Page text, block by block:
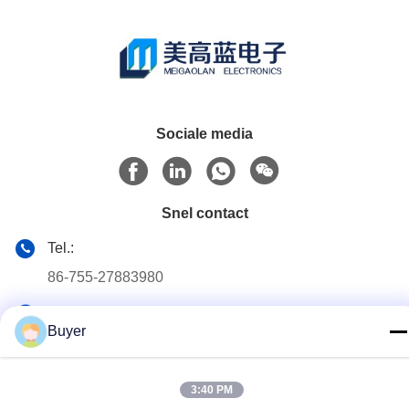
Sociale media
Snel contact
Tel.:
86-755-27883980
buyer2@meigaolan.com
RA1-B2, F32 van Dongjianghaoyuan, Baomin Rd, Bao'an-
Buyer
3:40 PM